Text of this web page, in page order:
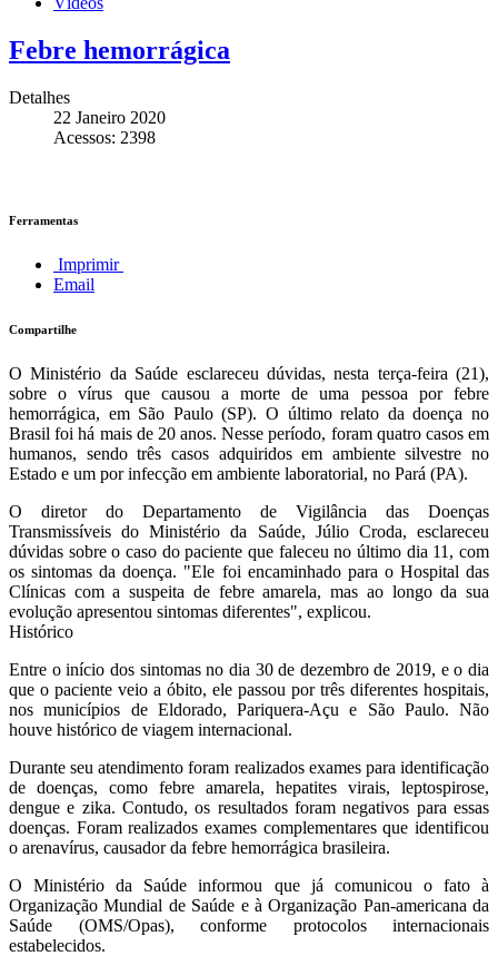
Febre hemorrágica
Detalhes
22 Janeiro 2020
Acessos: 2398
Ferramentas
Imprimir
Email
Compartilhe
O Ministério da Saúde esclareceu dúvidas, nesta terça-feira (21),
sobre o vírus que causou a morte de uma pessoa por febre
hemorrágica, em São Paulo (SP). O último relato da doença no
Brasil foi há mais de 20 anos. Nesse período, foram quatro casos em
humanos, sendo três casos adquiridos em ambiente silvestre no
Estado e um por infecção em ambiente laboratorial, no Pará (PA).
O diretor do Departamento de Vigilância das Doenças
Transmissíveis do Ministério da Saúde, Júlio Croda, esclareceu
dúvidas sobre o caso do paciente que faleceu no último dia 11, com
os sintomas da doença. "Ele foi encaminhado para o Hospital das
Clínicas com a suspeita de febre amarela, mas ao longo da sua
evolução apresentou sintomas diferentes", explicou.
Histórico
Entre o início dos sintomas no dia 30 de dezembro de 2019, e o dia
que o paciente veio a óbito, ele passou por três diferentes hospitais,
nos municípios de Eldorado, Pariquera-Açu e São Paulo. Não
houve histórico de viagem internacional.
Durante seu atendimento foram realizados exames para identificação
de doenças, como febre amarela, hepatites virais, leptospirose,
dengue e zika. Contudo, os resultados foram negativos para essas
doenças. Foram realizados exames complementares que identificou
o arenavírus, causador da febre hemorrágica brasileira.
O Ministério da Saúde informou que já comunicou o fato à
Organização Mundial de Saúde e à Organização Pan-americana da
Saúde (OMS/Opas), conforme protocolos internacionais
estabelecidos.